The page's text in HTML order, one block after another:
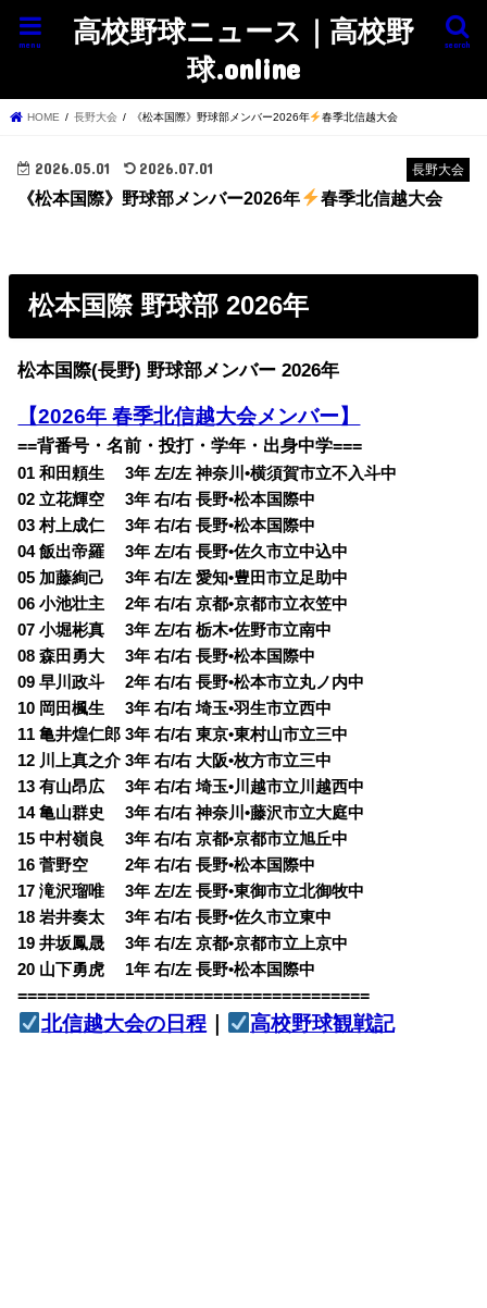
高校野球ニュース｜高校野
球.online
search
menu
HOME 長野大会 《松本国際》野球部メンバー2026年 春季北信越大会
長野大会
2026.05.01 2026.07.01
《松本国際》野球部メンバー2026年 春季北信越大会
松本国際 野球部 2026年
松本国際(長野) 野球部メンバー 2026年
【2026年 春季北信越大会メンバー】
==背番号・名前・投打・学年・出身中学===
01 和田頼生 3年 左/左 神奈川•横須賀市立不入斗中
02 立花輝空 3年 右/右 長野•松本国際中
03 村上成仁 3年 右/右 長野•松本国際中
04 飯出帝羅 3年 左/右 長野•佐久市立中込中
05 加藤絢己 3年 右/左 愛知•豊田市立足助中
06 小池壮主 2年 右/右 京都•京都市立衣笠中
07 小堀彬真 3年 左/右 栃木•佐野市立南中
08 森田勇大 3年 右/右 長野•松本国際中
09 早川政斗 2年 右/右 長野•松本市立丸ノ内中
10 岡田楓生 3年 右/右 埼玉•羽生市立西中
11 亀井煌仁郎 3年 右/右 東京•東村山市立三中
12 川上真之介 3年 右/右 大阪•枚方市立三中
13 有山昂広 3年 右/右 埼玉•川越市立川越西中
14 亀山群史 3年 右/右 神奈川•藤沢市立大庭中
15 中村嶺良 3年 右/右 京都•京都市立旭丘中
16 菅野空 2年 右/右 長野•松本国際中
17 滝沢瑠唯 3年 左/左 長野•東御市立北御牧中
18 岩井奏太 3年 右/右 長野•佐久市立東中
19 井坂鳳晟 3年 右/左 京都•京都市立上京中
20 山下勇虎 1年 右/左 長野•松本国際中
====================================
北信越大会の日程｜ 高校野球観戦記